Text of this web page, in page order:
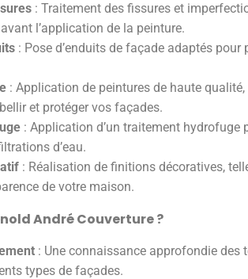
: Traitement des fissures et
l’application de la peinture.
: Pose d’enduits de façade adaptés
: Application de peintures de haute
et protéger vos façades.
: Application d’un traitement hydrofuge
d’eau.
: Réalisation de finitions décoratives,
de votre maison.
André Couverture ?
: Une connaissance approfondie des
types de façades.